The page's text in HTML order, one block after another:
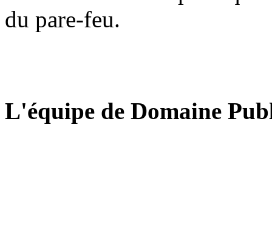
du pare-feu.
L'équipe de Domaine